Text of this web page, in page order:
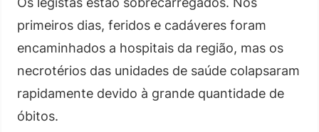
primeiros dias, feridos e cadáveres foram
encaminhados a hospitais da região, mas os
necrotérios das unidades de saúde colapsaram
rapidamente devido à grande quantidade de
óbitos.